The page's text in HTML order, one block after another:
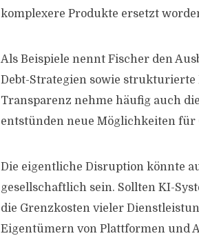
komplexere Produkte ersetzt
Als Beispiele nennt Fischer den
Debt-Strategien sowie
Transparenz nehme häufig auch
entstünden neue Möglichkeiten für
Die eigentliche Disruption könnte
gesellschaftlich sein. Sollten KI-
die Grenzkosten vieler
Eigentümern von Plattformen und